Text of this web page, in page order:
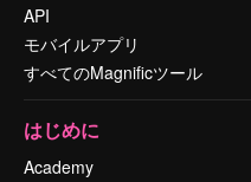
API
モバイルアプリ
すべてのMagnificツール
はじめに
Academy